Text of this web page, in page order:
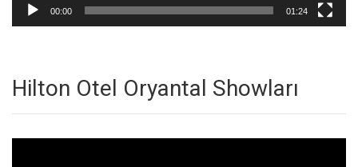
00:00 01:24
Hilton Otel Oryantal Showları